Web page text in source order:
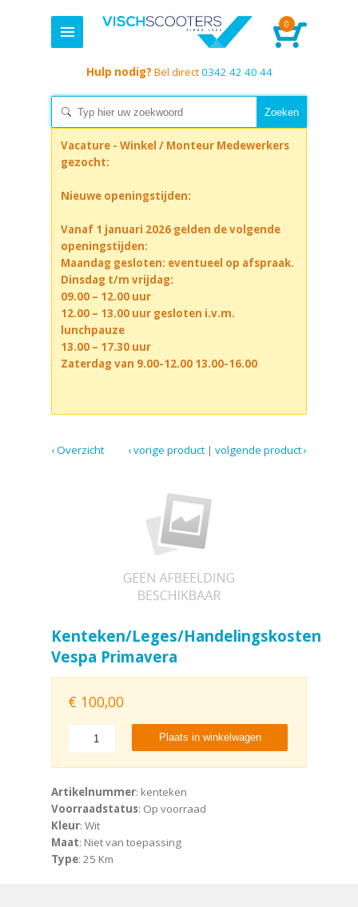
0
Hulp nodig? Bel direct0342 42 40 44
Vacature - Winkel / Monteur Medewerkers
gezocht:
Nieuwe openingstijden:
Vanaf 1 januari 2026 gelden de volgende
openingstijden:
Maandag gesloten: eventueel op afspraak.
Dinsdag t/m vrijdag:
09.00 – 12.00 uur
12.00 – 13.00 uur gesloten i.v.m.
lunchpauze
13.00 – 17.30 uur
Zaterdag van 9.00-12.00 13.00-16.00
‹ Overzicht volgende product ›
|
‹ vorige product
Kenteken/Leges/Handelingskosten
Vespa Primavera
€ 100,00
Plaats in winkelwagen
Artikelnummer: kenteken
Voorraadstatus: Op voorraad
Kleur: Wit
Maat: Niet van toepassing
Type: 25 Km